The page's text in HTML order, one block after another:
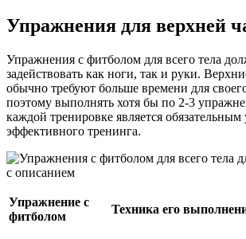
Упражнения для верхней
Упражнения с фитболом для всего тела
задействовать как ноги, так и руки.
обычно требуют больше времени для
поэтому выполнять хотя бы по 2-3
каждой тренировке является обязательным
эффективного тренинга.
Упражнение с
фитболом
Техника его